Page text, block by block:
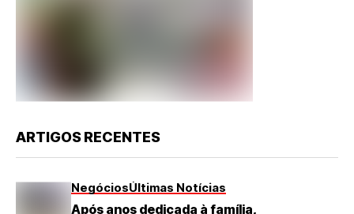
ARTIGOS RECENTES
NegóciosÚltimas Notícias
Após anos dedicada à família,